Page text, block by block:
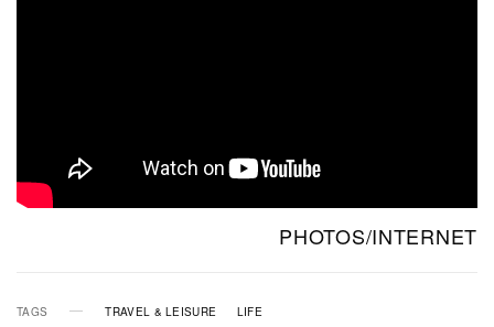
PHOTOS/INTERNET
TAGS TRAVEL & LEISURE LIFE